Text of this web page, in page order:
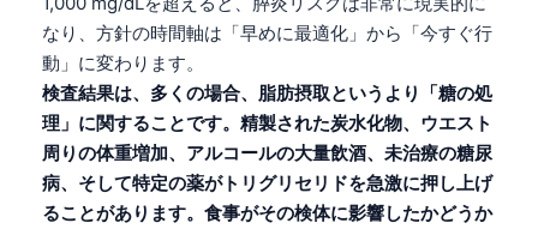
なり、方針の時間軸は「早めに最適化」から「今すぐ行
動」に変わります。
検査結果は、多くの場合、脂肪摂取というより「糖の処
理」に関することです。精製された炭水化物、ウエスト
周りの体重増加、アルコールの大量飲酒、未治療の糖尿
病、そして特定の薬がトリグリセリドを急激に押し上げ
ることがあります。食事がその検体に影響したかどうか